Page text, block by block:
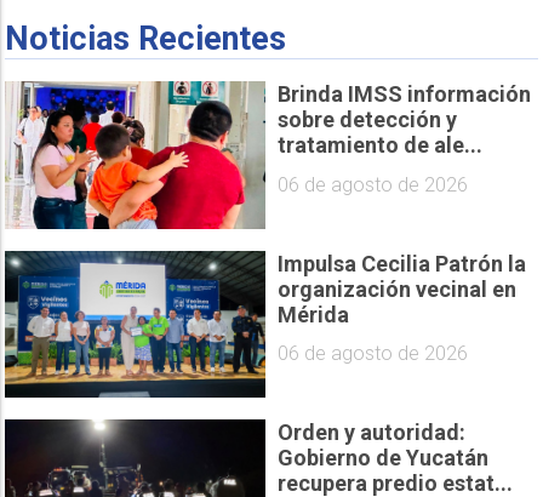
Noticias Recientes
Brinda IMSS información
sobre detección y
tratamiento de ale...
06 de agosto de 2026
Impulsa Cecilia Patrón la
organización vecinal en
Mérida
06 de agosto de 2026
Orden y autoridad:
Gobierno de Yucatán
recupera predio estat...